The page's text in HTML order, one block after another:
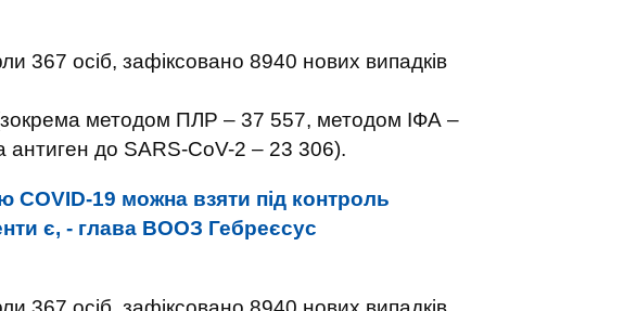
методом ПЛР – 37 557, методом ІФА –
антиген до SARS-CoV-2 – 23 306).
COVID-19 можна взяти під контроль
є, - глава ВООЗ Гебреєсус